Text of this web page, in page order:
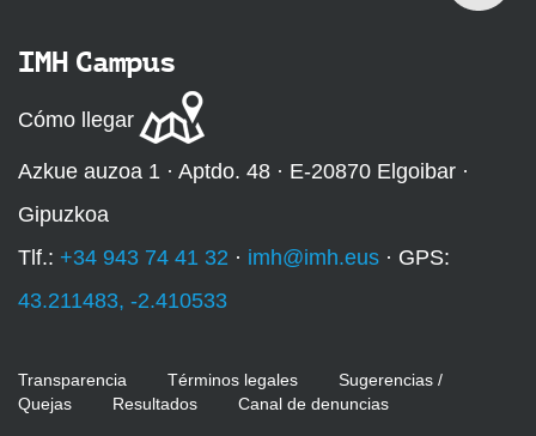
IMH Campus
Cómo llegar
Azkue auzoa 1 · Aptdo. 48 · E-20870 Elgoibar ·
Gipuzkoa
Tlf.: +34 943 74 41 32 · imh@imh.eus · GPS:
43.211483, -2.410533
Transparencia Términos legales
Sugerencias /
Quejas
Resultados Canal de denuncias